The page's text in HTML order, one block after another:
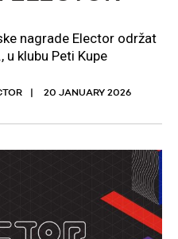
nagrade Elector održat
klubu Peti Kupe
20 JANUARY 2026